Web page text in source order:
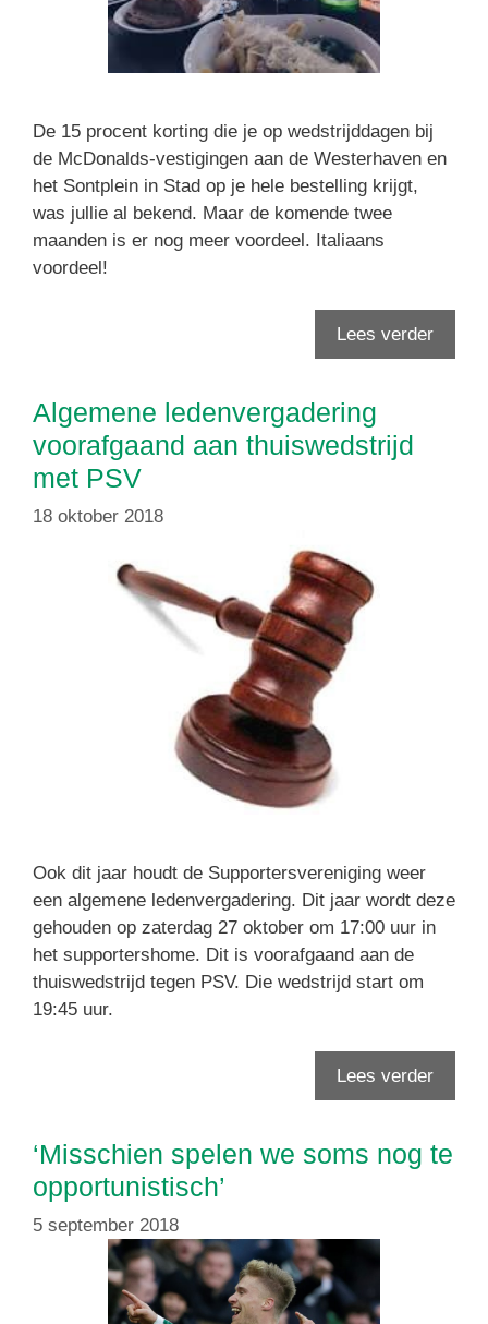
De 15 procent korting die je op wedstrijddagen bij
de McDonalds-vestigingen aan de Westerhaven en
het Sontplein in Stad op je hele bestelling krijgt,
was jullie al bekend. Maar de komende twee
maanden is er nog meer voordeel. Italiaans
voordeel!
Lees verder
Algemene ledenvergadering
voorafgaand aan thuiswedstrijd
met PSV
18 oktober 2018
Ook dit jaar houdt de Supportersvereniging weer
een algemene ledenvergadering. Dit jaar wordt deze
gehouden op zaterdag 27 oktober om 17:00 uur in
het supportershome. Dit is voorafgaand aan de
thuiswedstrijd tegen PSV. Die wedstrijd start om
19:45 uur.
Lees verder
‘Misschien spelen we soms nog te
opportunistisch’
5 september 2018